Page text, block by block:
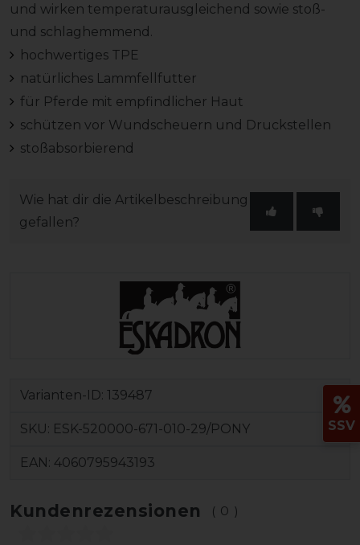
und wirken temperaturausgleichend sowie stoß-
und schlaghemmend.
hochwertiges TPE
natürliches Lammfellfutter
für Pferde mit empfindlicher Haut
schützen vor Wundscheuern und Druckstellen
stoßabsorbierend
Wie hat dir die Artikelbeschreibung
gefallen?
Varianten-ID: 139487
SKU: ESK-520000-671-010-29/PONY
EAN: 4060795943193
Kundenrezensionen (0)
SSV